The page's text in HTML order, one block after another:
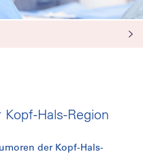
Hals-Region
der Kopf-Hals-